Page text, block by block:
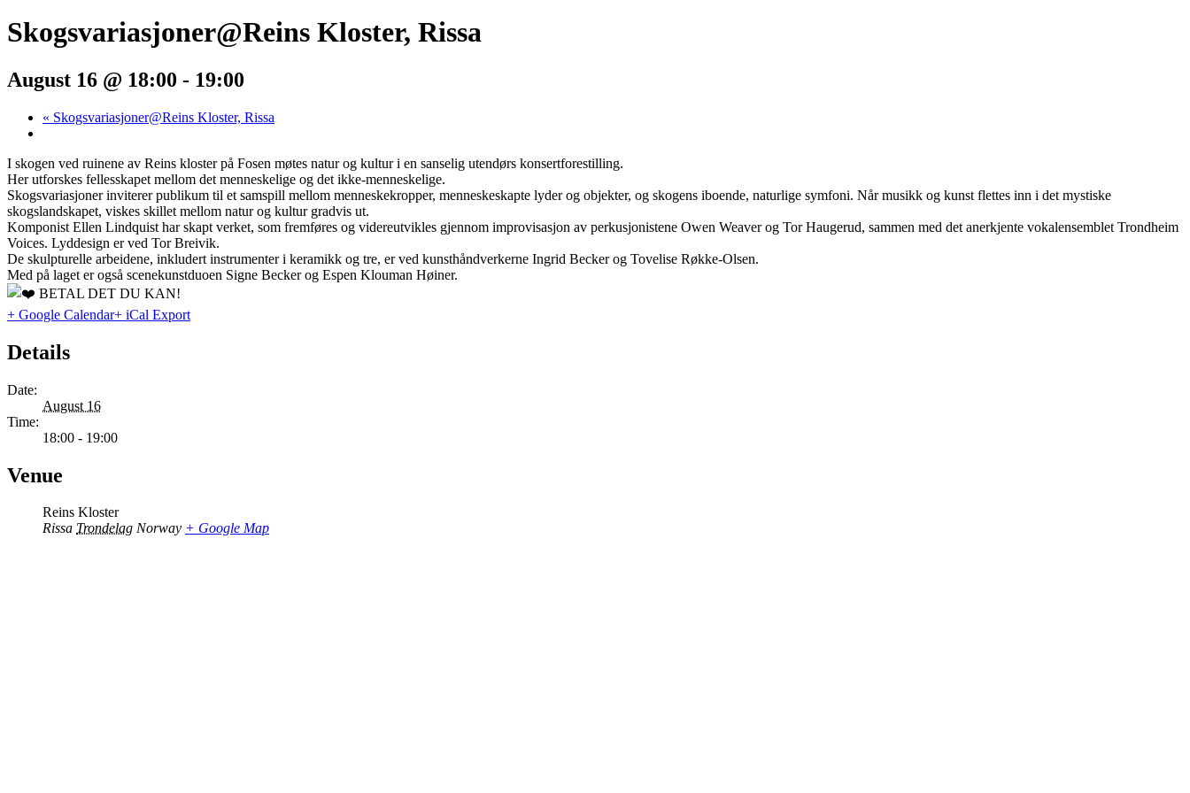
Skogsvariasjoner@Reins Kloster, Rissa
August 16 @ 18:00 - 19:00
« Skogsvariasjoner@Reins Kloster, Rissa
I skogen ved ruinene av Reins kloster på Fosen møtes natur og kultur i en sanselig utendørs konsertforestilling.
Her utforskes fellesskapet mellom det menneskelige og det ikke-menneskelige.
Skogsvariasjoner inviterer publikum til et samspill mellom menneskekropper, menneskeskapte lyder og objekter, og skogens iboende, naturlige symfoni. Når musikk og kunst flettes inn i det mystiske
skogslandskapet, viskes skillet mellom natur og kultur gradvis ut.
Komponist Ellen Lindquist har skapt verket, som fremføres og videreutvikles gjennom improvisasjon av perkusjonistene Owen Weaver og Tor Haugerud, sammen med det anerkjente vokalensemblet Trondheim
Voices. Lyddesign er ved Tor Breivik.
De skulpturelle arbeidene, inkludert instrumenter i keramikk og tre, er ved kunsthåndverkerne Ingrid Becker og Tovelise Røkke-Olsen.
Med på laget er også scenekunstduoen Signe Becker og Espen Klouman Høiner.
BETAL DET DU KAN!
+ Google Calendar+ iCal Export
Details
Date:
August 16
Time:
18:00 - 19:00
Venue
Reins Kloster
Rissa Trondelag Norway + Google Map